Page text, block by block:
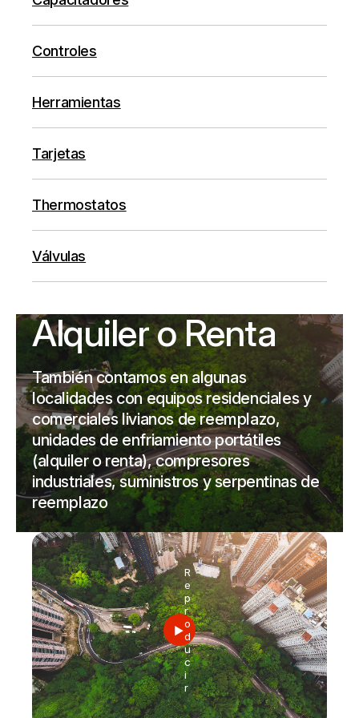
Controles
Herramientas
Tarjetas
Thermostatos
Válvulas
Alquiler o Renta
También contamos en algunas
localidades con equipos residenciales y
comerciales livianos de reemplazo,
unidades de enfriamiento portátiles
(alquiler o renta), compresores
industriales, suministros y serpentinas de
reemplazo
R
e
p
r
o
d
u
c
i
r